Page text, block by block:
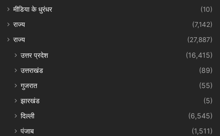
मीडिया के धुरंधर
(10)
राज्य
(7,142)
राज्य
(27,887)
उत्तर प्रदेश
(16,415)
उत्तराखंड
(89)
गुजरात
(55)
झारखंड
(5)
दिल्ली
(6,545)
पंजाब
(1,511)